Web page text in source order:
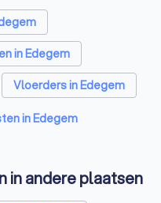
in Edegem
Vloerders in Edegem
in Edegem
in andere plaatsen